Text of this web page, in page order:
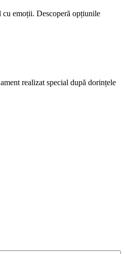
cu emoții. Descoperă opțiunile
realizat special după dorințele